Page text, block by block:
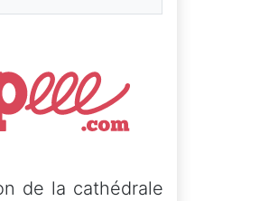
de la cathédrale